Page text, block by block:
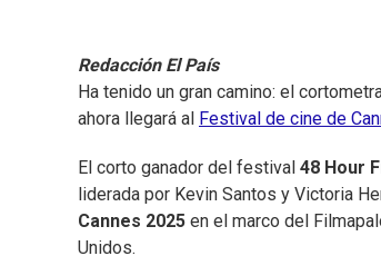
Redacción El País
Ha tenido un gran camino: el
ahora llegará al Festival de cine de
El corto ganador del festival 48 Hour
liderada por Kevin Santos y Victoria
Cannes 2025 en el marco del
Unidos.